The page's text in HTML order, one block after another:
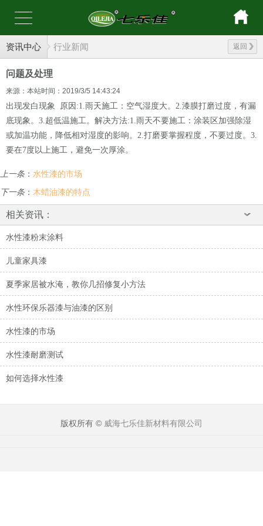
资讯中心 返回
行业新闻
问题及处理
来源：本站时间：2019/3/5 14:43:24
出现发白现象 原因:1.雨天施工：空气湿度大。2.漆膜打磨过度，有漏
底现象。3.超低温施工。解决方法:1.雨天不要施工：涂装区加强除湿
或加温功能，降低相对湿度的影响。2.打磨要掌握程度，不要过度。3.
要在7度以上施工，避免一次厚涂。
上一条： 水性漆的市场
下一条： 木蜡油漆的特点
相关资讯：
水性漆粉末涂料
儿童家具漆
夏季家居被水淹，教你几招修复小方法
水性环保乐器漆与油漆的区别
水性漆的市场
水性漆耐磨测试
如何选择水性漆
版权所有 © 威海七乐佳新材料有限公司